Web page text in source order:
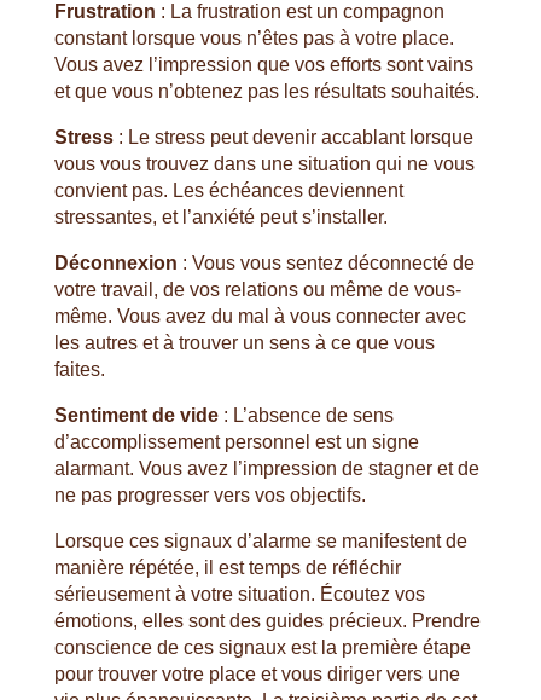
Frustration : La frustration est un compagnon
constant lorsque vous n’êtes pas à votre place.
Vous avez l’impression que vos efforts sont vains
et que vous n’obtenez pas les résultats souhaités.
Stress: Le stress peut devenir accablant lorsque
vous vous trouvez dans une situation qui ne vous
convient pas. Les échéances deviennent
stressantes, et l’anxiété peut s’installer.
Déconnexion : Vous vous sentez déconnecté de
votre travail, de vos relations ou même de vous-
même. Vous avez du mal à vous connecter avec
les autres et à trouver un sens à ce que vous
faites.
Sentiment de vide: L’absence de sens
d’accomplissement personnel est un signe
alarmant. Vous avez l’impression de stagner et de
ne pas progresser vers vos objectifs.
Lorsque ces signaux d’alarme se manifestent de
manière répétée, il est temps de réfléchir
sérieusement à votre situation. Écoutez vos
émotions, elles sont des guides précieux. Prendre
conscience de ces signaux est la première étape
pour trouver votre place et vous diriger vers une